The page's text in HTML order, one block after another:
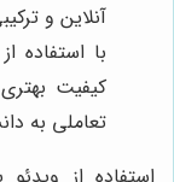
آنلاین و
با استفاده
کیفیت
تعاملی به